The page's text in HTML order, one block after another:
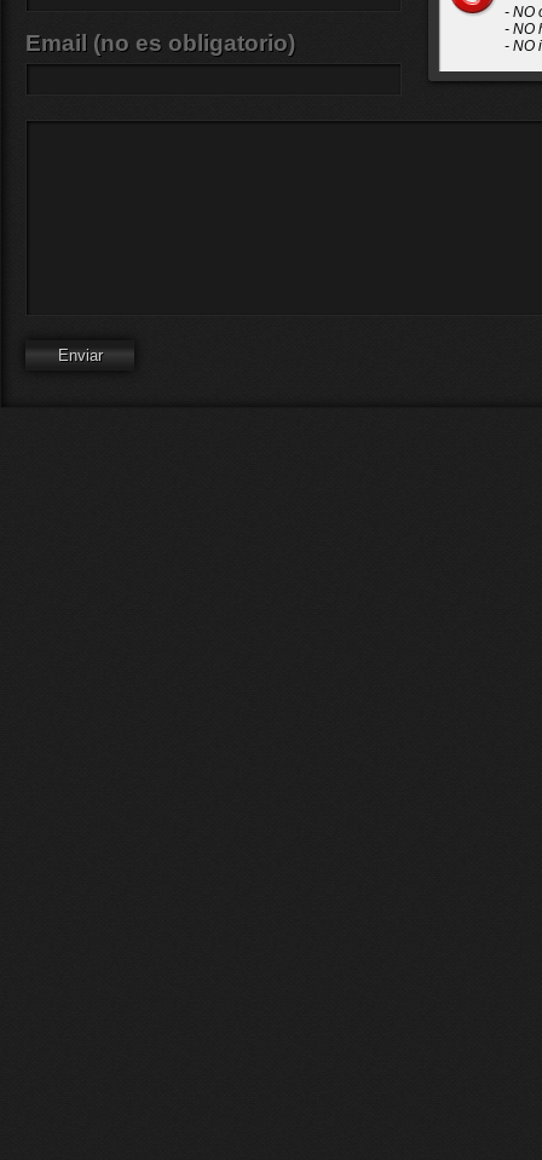
- NO
- NO
- NO
Email (no es obligatorio)